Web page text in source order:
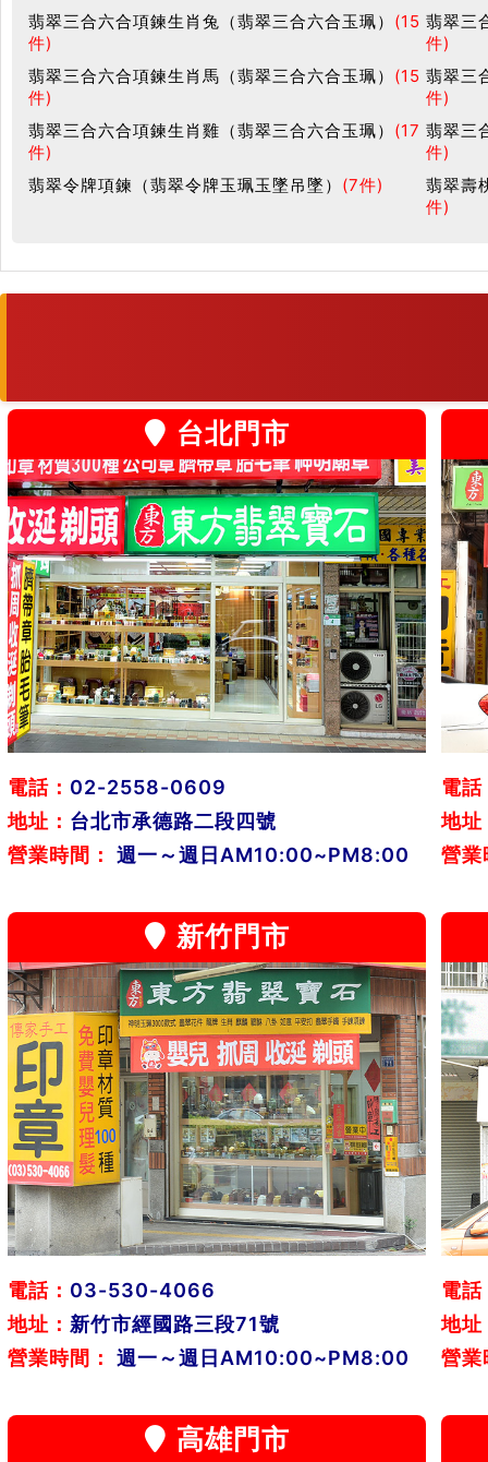
翡翠三合六合項鍊生肖兔（翡翠三合六合玉珮） (15
件)
翡翠三
件)
翡翠三合六合項鍊生肖馬（翡翠三合六合玉珮） (15
件)
翡翠三
件)
翡翠三合六合項鍊生肖雞（翡翠三合六合玉珮） (17
件)
翡翠三
件)
翡翠令牌項鍊（翡翠令牌玉珮玉墜吊墜） (7件)
翡翠壽
件)
台北門市
電話： 02-2558-0609
地址： 台北市承德路二段四號
營業時間：
週一～週日AM10:00~PM8:00
電話
地址
營業
新竹門市
電話： 03-530-4066
地址： 新竹市經國路三段71號
營業時間：
週一～週日AM10:00~PM8:00
電話
地址
營業
高雄門市